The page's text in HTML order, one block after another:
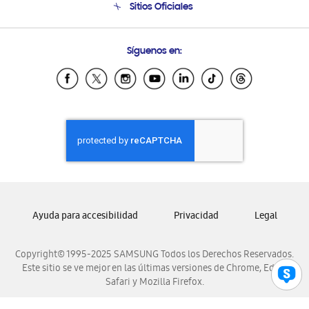
Soporte vía eMail
Sitios Oficiales
Samsung Ecuador
Samsung El Salvador
Samsung Honduras
Samsung Nicaragua
Samsung Panamá
Samsung Venezuela
Síguenos en:
Copyright© 1995-2025 SAMSUNG Todos los Derechos Reservados.
Este sitio se ve mejor en las últimas versiones de Chrome, Edge,
Safari y Mozilla Firefox.
Ayuda para accesibilidad Privacidad Legal